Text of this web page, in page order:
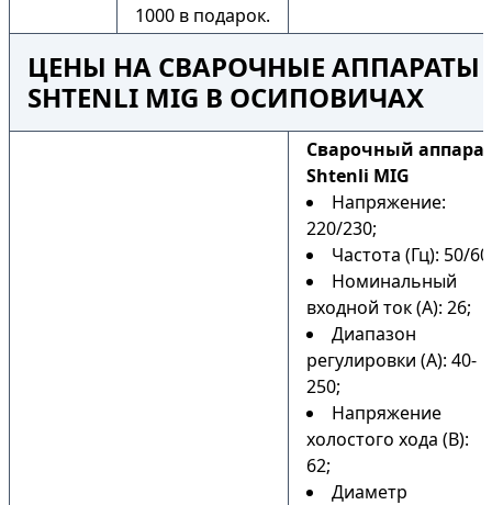
1000 в подарок.
ЦЕНЫ НА СВАРОЧНЫЕ АППАРАТЫ
SHTENLI MIG В ОСИПОВИЧАХ
Сварочный
Shtenli MIG
Напряжение:
220/230;
Частота (Гц): 50/
Номинальный
входной ток (А): 26;
Диапазон
регулировки (А): 40-
250;
Напряжение
холостого хода (В):
62;
Диаметр